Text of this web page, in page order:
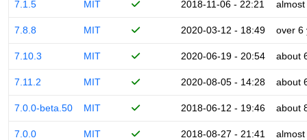
7.1.5 MIT 2018-11-06 - 22:21
7.8.8 MIT 2020-03-12 - 18:49 over 6
7.10.3 MIT 2020-06-19 - 20:54 about
7.11.2 MIT 2020-08-05 - 14:28 about
7.0.0-beta.50 MIT 2018-06-12 - 19:46 about
7.0.0 MIT 2018-08-27 - 21:41